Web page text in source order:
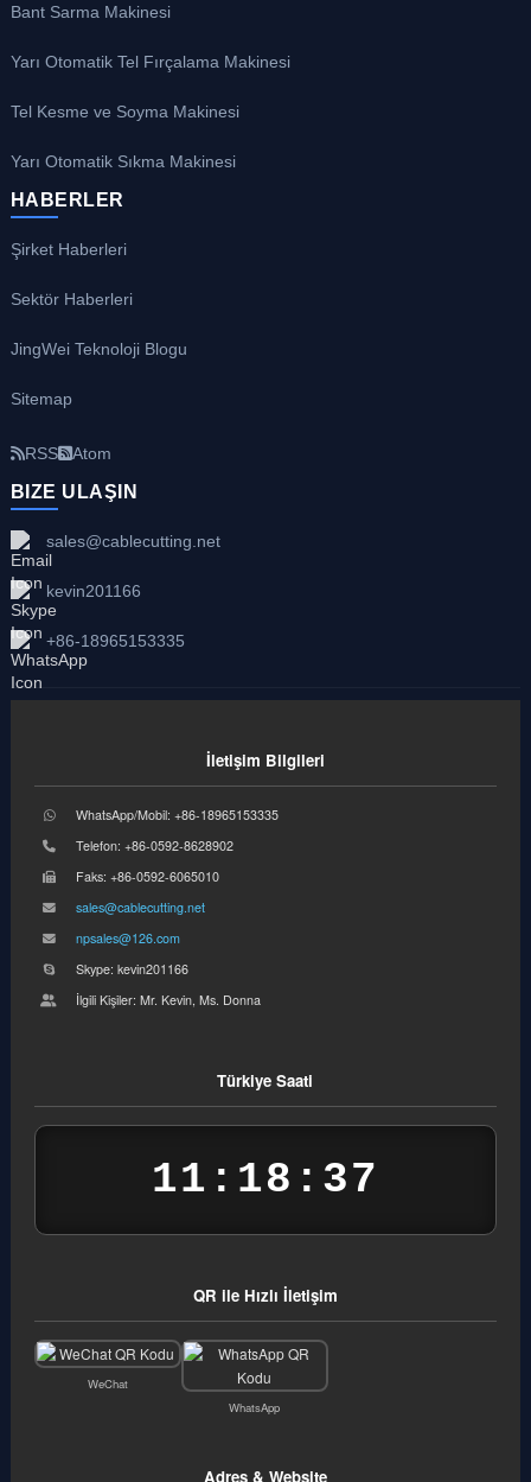
Bant Sarma Makinesi
Yarı Otomatik Tel Fırçalama Makinesi
Tel Kesme ve Soyma Makinesi
Yarı Otomatik Sıkma Makinesi
HABERLER
Şirket Haberleri
Sektör Haberleri
JingWei Teknoloji Blogu
Sitemap
RSS Atom
BIZE ULAŞIN
sales@cablecutting.net
kevin201166
+86-18965153335
İletişim Bilgileri
WhatsApp/Mobil: +86-18965153335
Telefon: +86-0592-8628902
Faks: +86-0592-6065010
sales@cablecutting.net
npsales@126.com
Skype: kevin201166
İlgili Kişiler: Mr. Kevin, Ms. Donna
Türkiye Saati
11:18:37
QR ile Hızlı İletişim
WeChat
WhatsApp
Adres & Website